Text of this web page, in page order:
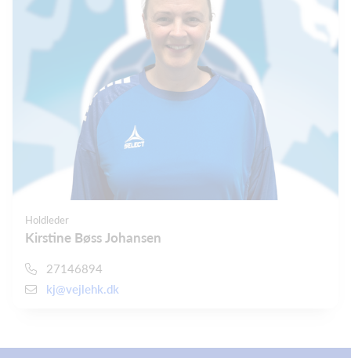
Holdleder
Kirstine Bøss Johansen
27146894
kj@vejlehk.dk